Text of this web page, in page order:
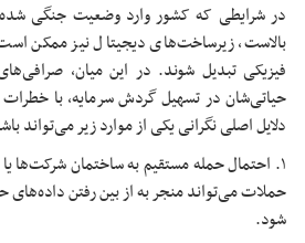
در شرایطی که کشور وارد وضعیت جنگی شده
بالاست، زیرساخت‌های دیجیتال نیز ممکن
فیزیکی تبدیل شوند. در این میان،
حیاتی‌شان در تسهیل گردش سرمایه، با
دلایل اصلی نگرانی یکی از موارد زیر می‌تواند
۱. احتمال حمله مستقیم به ساختمان شرکت‌ها
حملات می‌تواند منجر به از بین رفتن
شود.